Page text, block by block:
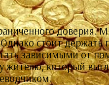
доверия.
стоит держать
зависимыми от
жителю, который